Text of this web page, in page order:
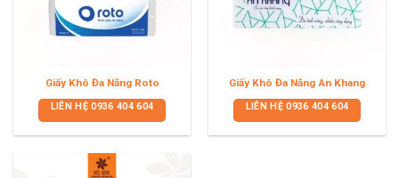
Giấy Khô Đa Năng Roto
LIÊN HỆ0936 404 604
Giấy Khô Đa Năng An Khang
LIÊN HỆ0936 404 604